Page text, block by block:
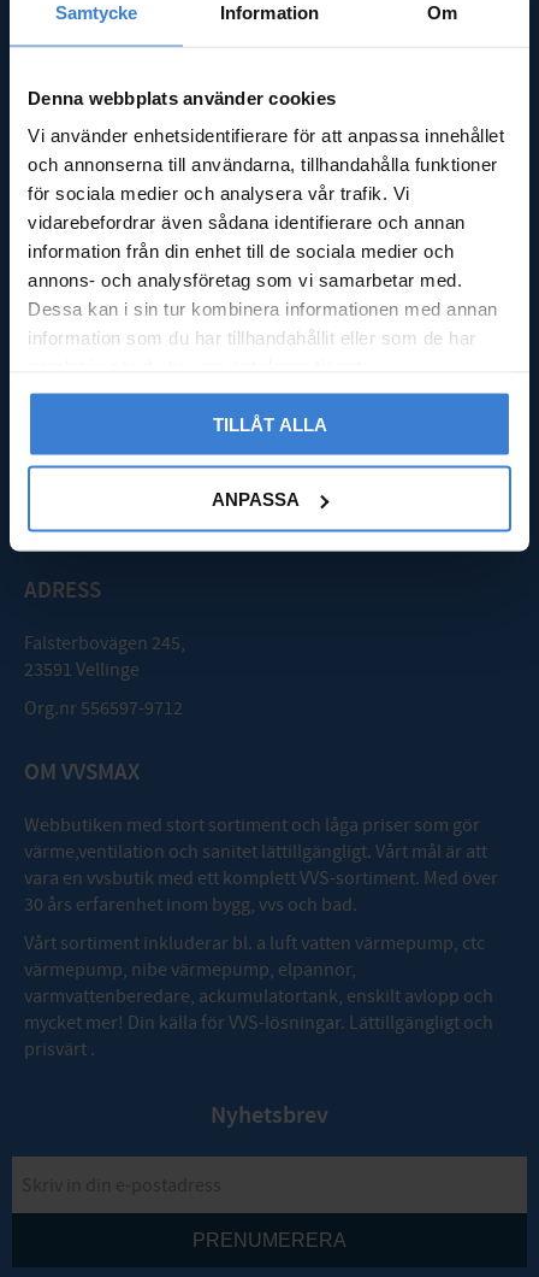
Samtycke Information Om
Denna webbplats använder cookies
Vi använder enhetsidentifierare för att anpassa innehållet
och annonserna till användarna, tillhandahålla funktioner
för sociala medier och analysera vår trafik. Vi
vidarebefordrar även sådana identifierare och annan
information från din enhet till de sociala medier och
annons- och analysföretag som vi samarbetar med.
Dessa kan i sin tur kombinera informationen med annan
information som du har tillhandahållit eller som de har
TILLÅT ALLA
ANPASSA
SNABBLÄNKAR
Om oss
Frågor & svar
Nyheter
Kassa
Köpvillkor
Integritetspolicy
Reklamation & retur
Nöjd med din beställning?
Logga in
Mån - Fre: 08:00 - 16:00
Söndag: Stängt
ADRESS
Falsterbovägen 245,
23591 Vellinge
Org.nr 556597-9712
OM VVSMAX
Webbutiken med stort sortiment och låga priser som gör
värme,ventilation och sanitet lättillgängligt. Vårt mål är att
vara en vvsbutik med ett komplett VVS-sortiment. Med över
30 års erfarenhet inom bygg, vvs och bad.
Vårt sortiment inkluderar bl. a luft vatten värmepump, ctc
värmepump, nibe värmepump, elpannor,
varmvattenberedare, ackumulatortank, enskilt avlopp och
mycket mer! Din källa för VVS-lösningar. Lättillgängligt och
prisvärt .
Nyhetsbrev
PRENUMERERA